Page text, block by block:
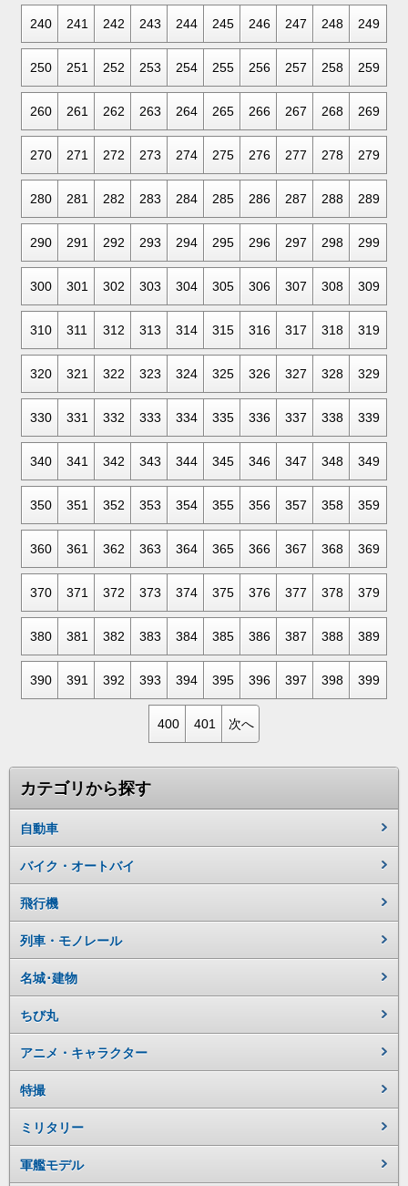
240 241 242 243 244 245 246 247 248 249
250 251 252 253 254 255 256 257 258 259
260 261 262 263 264 265 266 267 268 269
270 271 272 273 274 275 276 277 278 279
280 281 282 283 284 285 286 287 288 289
290 291 292 293 294 295 296 297 298 299
300 301 302 303 304 305 306 307 308 309
310 311 312 313 314 315 316 317 318 319
320 321 322 323 324 325 326 327 328 329
330 331 332 333 334 335 336 337 338 339
340 341 342 343 344 345 346 347 348 349
350 351 352 353 354 355 356 357 358 359
360 361 362 363 364 365 366 367 368 369
370 371 372 373 374 375 376 377 378 379
380 381 382 383 384 385 386 387 388 389
390 391 392 393 394 395 396 397 398 399
400 401 次へ
カテゴリから探す
自動車
バイク・オートバイ
飛行機
列車・モノレール
名城･建物
ちび丸
アニメ・キャラクター
特撮
ミリタリー
軍艦モデル